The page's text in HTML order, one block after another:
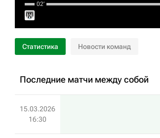
02‎’‎
Статистика Новости команд
Последние матчи между собой
15.03.2026
16:30